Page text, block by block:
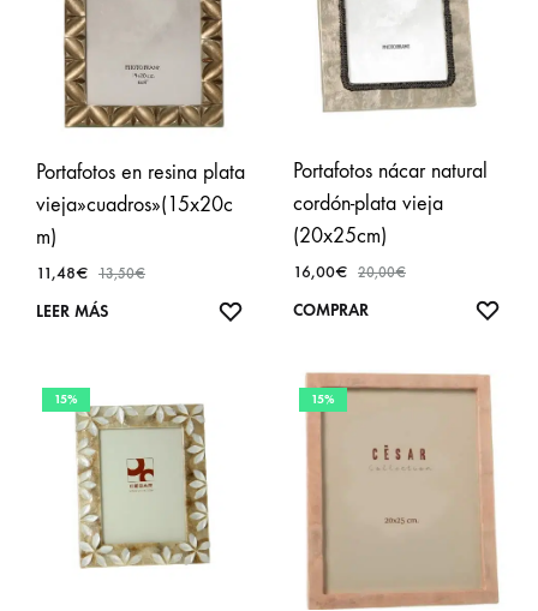
Portafotos en resina plata
vieja»cuadros»(15x20c
m)
11,48€ 13,50€
LEER MÁS
AÑADIR
FAVORITOS
Portafotos nácar natural
cordón-plata vieja
(20x25cm)
16,00€ 20,00€
COMPRAR
15% 15%